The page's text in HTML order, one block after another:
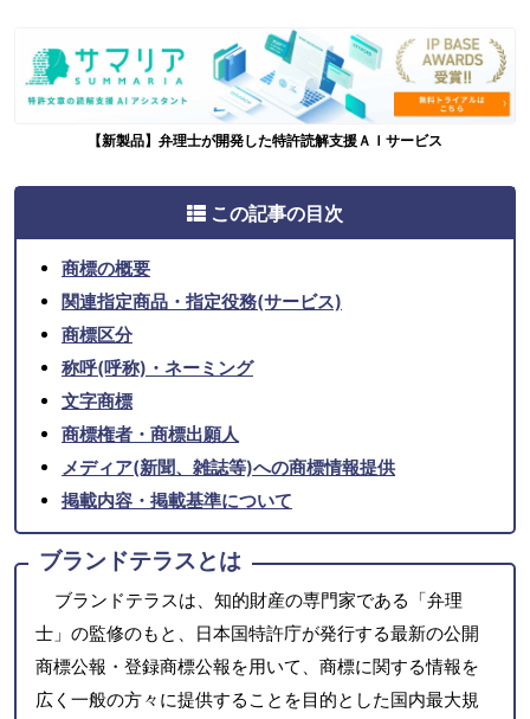
【新製品】弁理士が開発した特許読解支援ＡＩサービス
この記事の目次
商標の概要
関連指定商品・指定役務(サービス)
商標区分
称呼(呼称)・ネーミング
文字商標
商標権者・商標出願人
メディア(新聞、雑誌等)への商標情報提供
掲載内容・掲載基準について
ブランドテラスとは
ブランドテラスは、知的財産の専門家である「弁理
士」の監修のもと、日本国特許庁が発行する最新の公開
商標公報・登録商標公報を用いて、商標に関する情報を
広く一般の方々に提供することを目的とした国内最大規